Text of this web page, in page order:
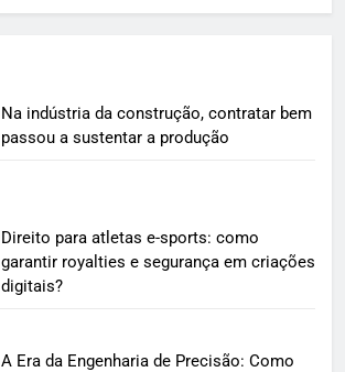
Na indústria da construção, contratar bem
passou a sustentar a produção
Direito para atletas e-sports: como
garantir royalties e segurança em criações
digitais?
A Era da Engenharia de Precisão: Como